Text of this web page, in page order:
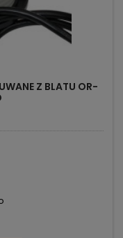
Z BLATU OR-